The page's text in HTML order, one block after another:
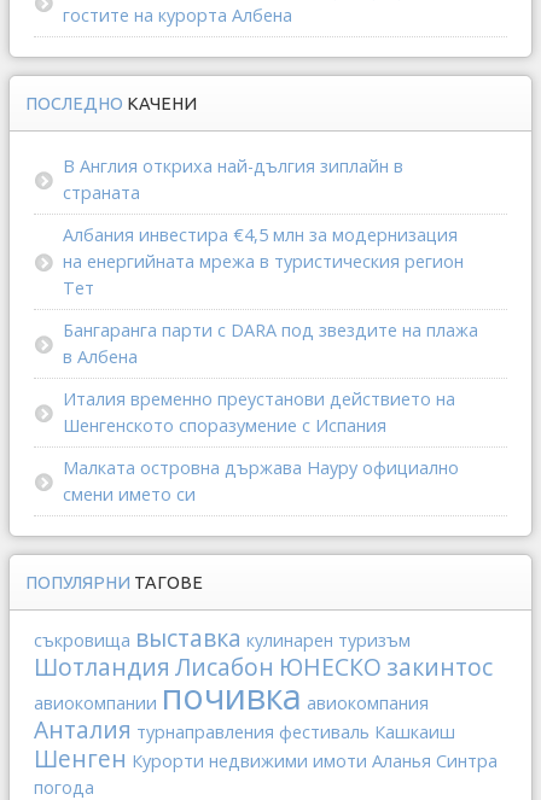
гостите на курорта Албена
ПОСЛЕДНО КАЧЕНИ
В Англия откриха най-дългия зиплайн в
страната
Албания инвестира €4,5 млн за модернизация
на енергийната мрежа в туристическия регион
Тет
Бангаранга парти с DARA под звездите на плажа
в Албена
Италия временно преустанови действието на
Шенгенското споразумение с Испания
Малката островна държава Науру официално
смени името си
ПОПУЛЯРНИ ТАГОВЕ
съкровища выставка кулинарен туризъм
Шотландия Лисабон ЮНЕСКО закинтос
авиокомпании почивка авиокомпания
Анталия турнаправления фестиваль Кашкаиш
Шенген Курорти недвижими имоти Аланья Синтра
погода